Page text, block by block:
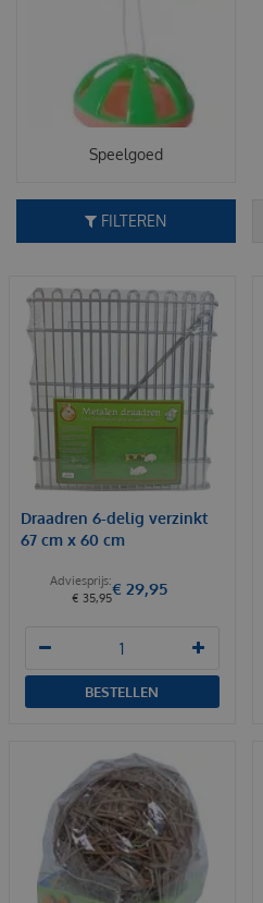
Speelgoed
FILTEREN
Draadren 6-delig verzinkt
67 cm x 60 cm
€ 35,95€ 29,95
BESTELLEN